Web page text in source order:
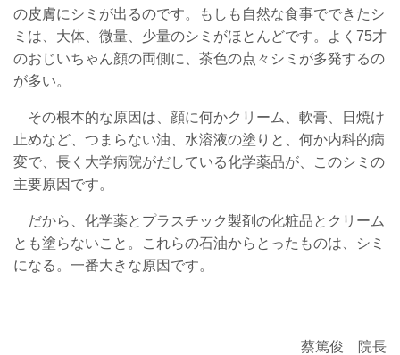
の皮膚にシミが出るのです。もしも自然な食事でできたシ
ミは、大体、微量、少量のシミがほとんどです。よく75才
のおじいちゃん顔の両側に、茶色の点々シミが多発するの
が多い。
その根本的な原因は、顔に何かクリーム、軟膏、日焼け
止めなど、つまらない油、水溶液の塗りと、何か内科的病
変で、長く大学病院がだしている化学薬品が、このシミの
主要原因です。
だから、化学薬とプラスチック製剤の化粧品とクリーム
とも塗らないこと。これらの石油からとったものは、シミ
になる。一番大きな原因です。
蔡篤俊 院長